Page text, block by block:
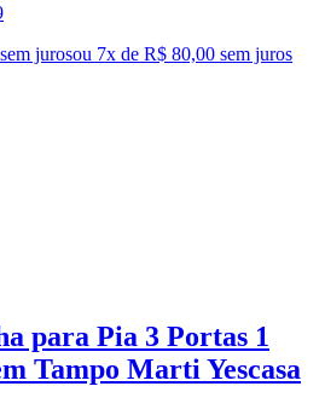
jurosou 7x de R$ 80,00 sem juros
para Pia 3 Portas 1
Tampo Marti Yescasa